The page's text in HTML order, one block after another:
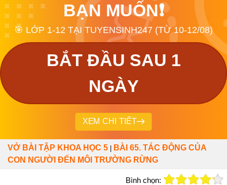
BẠN MUỐN❗
🎯 LỚP 1-12 TẠI TUYENSINH247 (TỪ 10-12/08)
BẮT ĐẦU SAU 1
NGÀY
XEM CHI TIẾT
VỞ BÀI TẬP KHOA HỌC 5
BÀI 65. TÁC ĐỘNG CỦA
CON NGƯỜI ĐẾN MÔI TRƯỜNG RỪNG
Bình chọn: